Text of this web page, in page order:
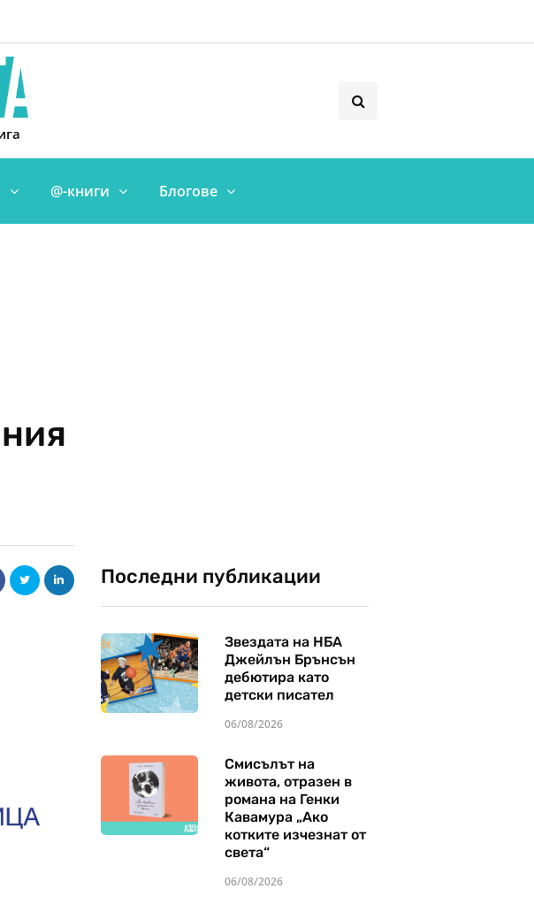
@-книги Блогове
Последни публикации
Звездата на НБА
Джейлън Брънсън
дебютира като
детски писател
06/08/2026
Смисълът на
живота, отразен в
романа на Генки
Кавамура „Ако
котките изчезнат от
света“
06/08/2026